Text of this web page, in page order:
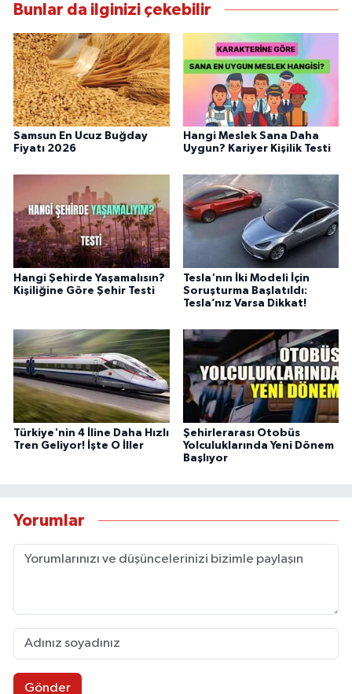
Bunlar da ilginizi çekebilir
Samsun En Ucuz Buğday
Fiyatı 2026
Hangi Meslek Sana Daha
Uygun? Kariyer Kişilik Testi
Hangi Şehirde Yaşamalısın?
Kişiliğine Göre Şehir Testi
Tesla'nın İki Modeli İçin
Soruşturma Başlatıldı:
Tesla’nız Varsa Dikkat!
Türkiye'nin 4 İline Daha Hızlı
Tren Geliyor! İşte O İller
Şehirlerarası Otobüs
Yolculuklarında Yeni Dönem
Başlıyor
Yorumlar
Gönder